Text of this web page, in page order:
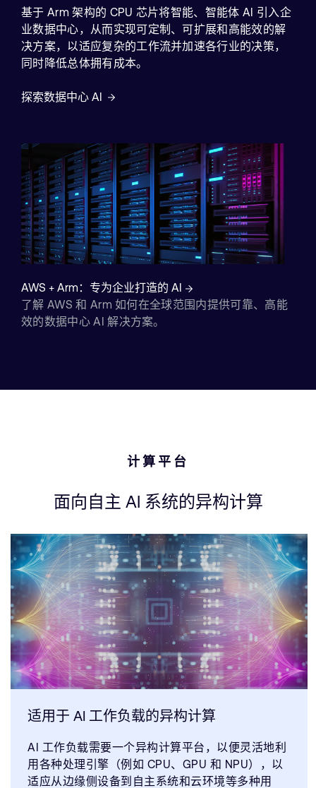
基于 Arm 架构的 CPU 芯片将智能、智能体 AI 引入企
业数据中心，从而实现可定制、可扩展和高能效的解
决方案，以适应复杂的工作流并加速各行业的决策，
同时降低总体拥有成本。
探索数据中心 AI
AWS + Arm：专为企业打造的 AI
了解 AWS 和 Arm 如何在全球范围内提供可靠、高能
效的数据中心 AI 解决方案。
计算平台
面向自主 AI 系统的异构计算
适用于 AI 工作负载的异构计算
AI 工作负载需要一个异构计算平台，以便灵活地利
用各种处理引擎（例如 CPU、GPU 和 NPU），以
适应从边缘侧设备到自主系统和云环境等多种用